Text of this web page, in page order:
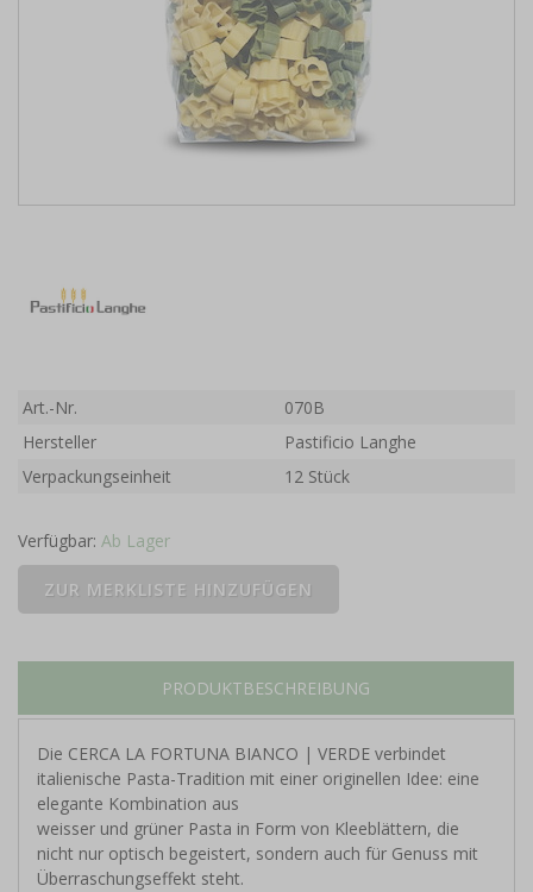
Art.-Nr.
070B
Hersteller
Pastificio Langhe
Verpackungseinheit
12 Stück
Verfügbar: Ab Lager
PRODUKTBESCHREIBUNG
Die CERCA LA FORTUNA BIANCO | VERDE verbindet
italienische Pasta-Tradition mit einer originellen Idee: eine
elegante Kombination aus
weisser und grüner Pasta in Form von Kleeblättern, die
nicht nur optisch begeistert, sondern auch für Genuss mit
Überraschungseffekt steht.